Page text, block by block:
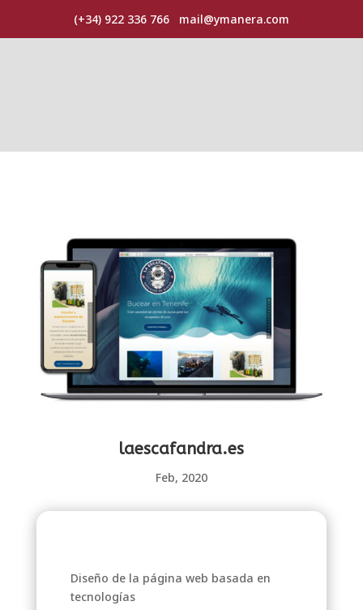
(+34) 922 336 766 mail@ymanera.com
laescafandra.es
Feb, 2020
Diseño de la página web basada en
tecnologías